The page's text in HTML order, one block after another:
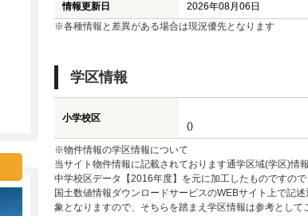
情報更新日 2026年08月06日
※各種情報と差異がある場合は現況優先となります
学区情報
小学校区
()
※物件情報の学区情報について
当サイト物件情報に記載されております通学区域(学区)
中学校区データ【2016年度】を元に加工したものですの
国土数値情報ダウンロードサービスのWEBサイト上で記
象となりますので、そちらを踏まえ学区情報は参考として